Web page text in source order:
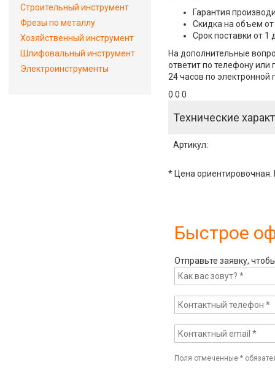
Гарантия
Скидка на объем от
Срок поставки от 1
На дополнительные
ответит по телефону или
24 часов по электронной
0 0 0
Технические
Артикул:
* Цена ориентировочная.
Быстрое
Отправьте заявку,
Поля отмеченные*
Строительный инструмент
Фрезы по металлу
Хозяйственный инструмент
Шлифовальный инструмент
Электроинструменты